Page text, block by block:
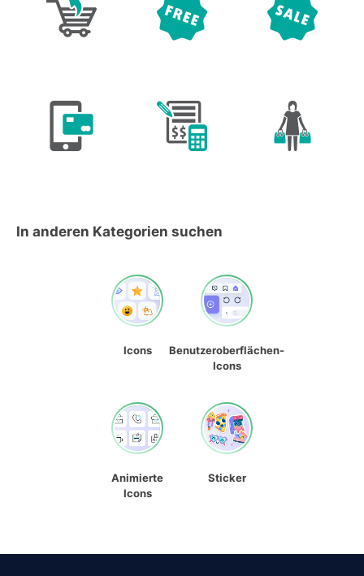
In anderen Kategorien suchen
Icons
Benutzeroberflächen-
Icons
Animierte
Icons
Sticker